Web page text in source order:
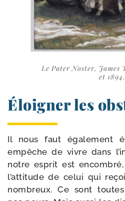
Le Pater Noster, James
et 1894.
Éloigner les
Il nous faut éga­le­ment
empêche de vivre dans
notre esprit est
l’at­ti­tude de celui qui
nom­breux. Ce sont